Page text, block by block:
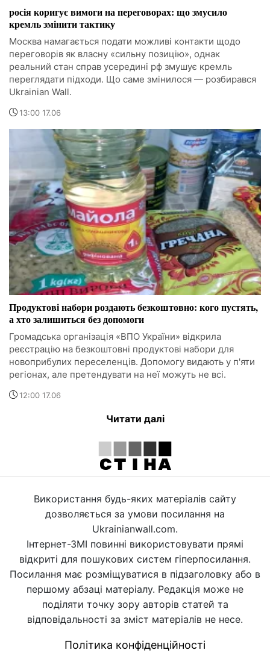
росія коригує вимоги на переговорах: що змусило
кремль змінити тактику
Москва намагається подати можливі контакти щодо
переговорів як власну «сильну позицію», однак
реальний стан справ усередині рф змушує кремль
переглядати підходи. Що саме змінилося — розбирався
Ukrainian Wall.
13:00 17.06
Продуктові набори роздають безкоштовно: кого пустять,
а хто залишиться без допомоги
Громадська організація «ВПО України» відкрила
реєстрацію на безкоштовні продуктові набори для
новоприбулих переселенців. Допомогу видають у п'яти
регіонах, але претендувати на неї можуть не всі.
12:00 17.06
Читати далі
Використання будь-яких матеріалів сайту
дозволяється за умови посилання на
Ukrainianwall.com.
Інтернет-ЗМІ повинні використовувати прямі
відкриті для пошукових систем гіперпосилання.
Посилання має розміщуватися в підзаголовку або в
першому абзаці матеріалу. Редакція може не
поділяти точку зору авторів статей та
відповідальності за зміст матеріалів не несе.
Політика конфіденційності